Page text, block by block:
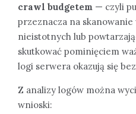
crawl budgetem — czyli
przeznacza na
nieistotnych lub
skutkować pominięciem
logi serwera okazują się
Z analizy logów można
wnioski: